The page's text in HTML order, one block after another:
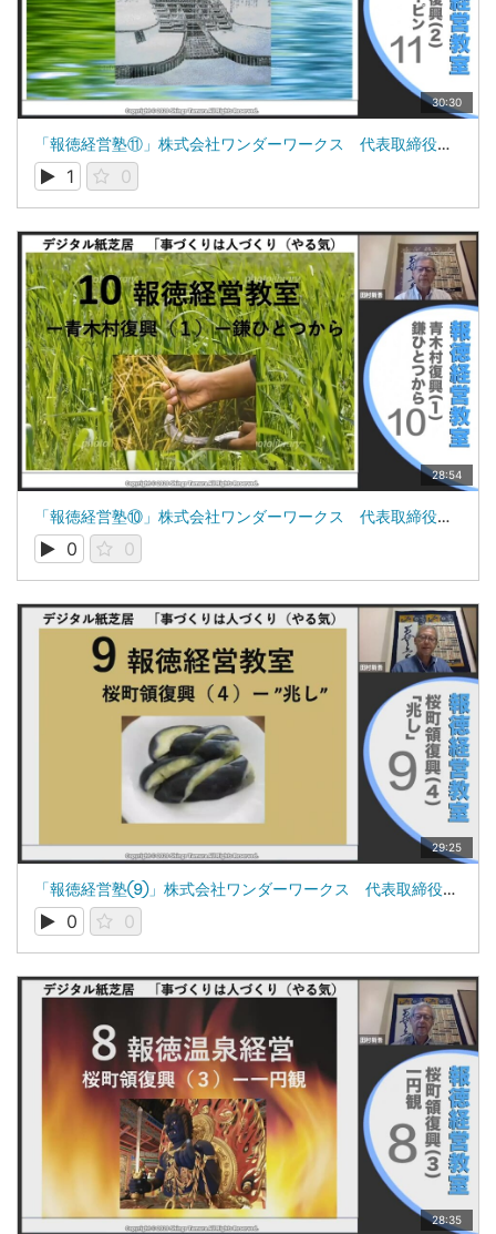
30:30
「報徳経営塾⑪」株式会社ワンダーワークス 代表取締役 田村新吾
1 0
28:54
「報徳経営塾⑩」株式会社ワンダーワークス 代表取締役 田村新吾
0 0
29:25
「報徳経営塾⑨」株式会社ワンダーワークス 代表取締役 田村新吾
0 0
28:35